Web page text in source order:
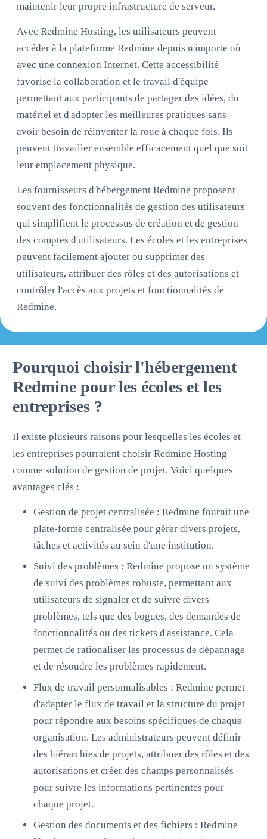
maintenir leur propre infrastructure de serveur.
Avec Redmine Hosting, les utilisateurs peuvent
accéder à la plateforme Redmine depuis n'importe où
avec une connexion Internet. Cette accessibilité
favorise la collaboration et le travail d'équipe
permettant aux participants de partager des idées, du
matériel et d'adopter les meilleures pratiques sans
avoir besoin de réinventer la roue à chaque fois. Ils
peuvent travailler ensemble efficacement quel que soit
leur emplacement physique.
Les fournisseurs d'hébergement Redmine proposent
souvent des fonctionnalités de gestion des utilisateurs
qui simplifient le processus de création et de gestion
des comptes d'utilisateurs. Les écoles et les entreprises
peuvent facilement ajouter ou supprimer des
utilisateurs, attribuer des rôles et des autorisations et
contrôler l'accès aux projets et fonctionnalités de
Redmine.
Pourquoi choisir l'hébergement
Redmine pour les écoles et les
entreprises ?
Il existe plusieurs raisons pour lesquelles les écoles et
les entreprises pourraient choisir Redmine Hosting
comme solution de gestion de projet. Voici quelques
avantages clés :
Gestion de projet centralisée : Redmine fournit une
plate-forme centralisée pour gérer divers projets,
tâches et activités au sein d'une institution.
Suivi des problèmes : Redmine propose un système
de suivi des problèmes robuste, permettant aux
utilisateurs de signaler et de suivre divers
problèmes, tels que des bogues, des demandes de
fonctionnalités ou des tickets d'assistance. Cela
permet de rationaliser les processus de dépannage
et de résoudre les problèmes rapidement.
Flux de travail personnalisables : Redmine permet
d'adapter le flux de travail et la structure du projet
pour répondre aux besoins spécifiques de chaque
organisation. Les administrateurs peuvent définir
des hiérarchies de projets, attribuer des rôles et des
autorisations et créer des champs personnalisés
pour suivre les informations pertinentes pour
chaque projet.
Gestion des documents et des fichiers : Redmine